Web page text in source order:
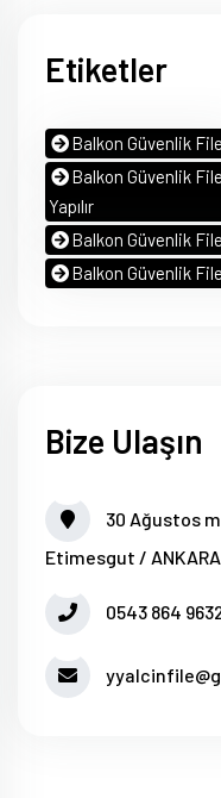
Etiketler
Balkon Güvenlik
Balkon Güvenlik
Yapılır
Balkon Güvenlik
Balkon Güvenlik
Bize Ulaşın
30 Ağustos
Etimesgut / ANKARA
0543 864